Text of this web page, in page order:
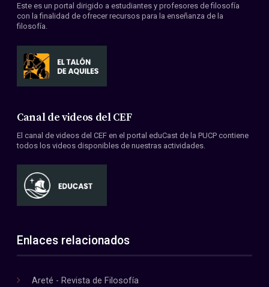
Convenios
Este es un portal dirigido a estudiantes y profesores de filosofía
con la finalidad de ofrecer recursos para la enseñanza de la
filosofía.
Canal de videos del CEF
El canal de videos del CEF en el portal eduCast de la PUCP contiene
todos los videos disponibles de nuestras actividades.
Enlaces relacionados
Areté - Revista de Filosofía